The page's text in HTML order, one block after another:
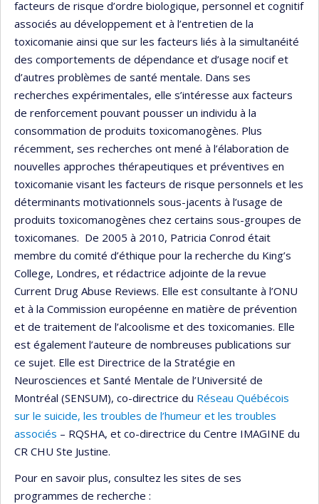
facteurs de risque d’ordre biologique, personnel et cognitif
associés au développement et à l’entretien de la
toxicomanie ainsi que sur les facteurs liés à la simultanéité
des comportements de dépendance et d’usage nocif et
d’autres problèmes de santé mentale. Dans ses
recherches expérimentales, elle s’intéresse aux facteurs
de renforcement pouvant pousser un individu à la
consommation de produits toxicomanogènes. Plus
récemment, ses recherches ont mené à l’élaboration de
nouvelles approches thérapeutiques et préventives en
toxicomanie visant les facteurs de risque personnels et les
déterminants motivationnels sous-jacents à l’usage de
produits toxicomanogènes chez certains sous-groupes de
toxicomanes. De 2005 à 2010, Patricia Conrod était
membre du comité d’éthique pour la recherche du King’s
College, Londres, et rédactrice adjointe de la revue
Current Drug Abuse Reviews. Elle est consultante à l’ONU
et à la Commission européenne en matière de prévention
et de traitement de l’alcoolisme et des toxicomanies. Elle
est également l’auteure de nombreuses publications sur
ce sujet. Elle est Directrice de la Stratégie en
Neurosciences et Santé Mentale de l’Université de
Montréal (SENSUM), co-directrice du Réseau Québécois
sur le suicide, les troubles de l’humeur et les troubles
associés – RQSHA, et co-directrice du Centre IMAGINE du
CR CHU Ste Justine.
Pour en savoir plus, consultez les sites de ses
programmes de recherche :